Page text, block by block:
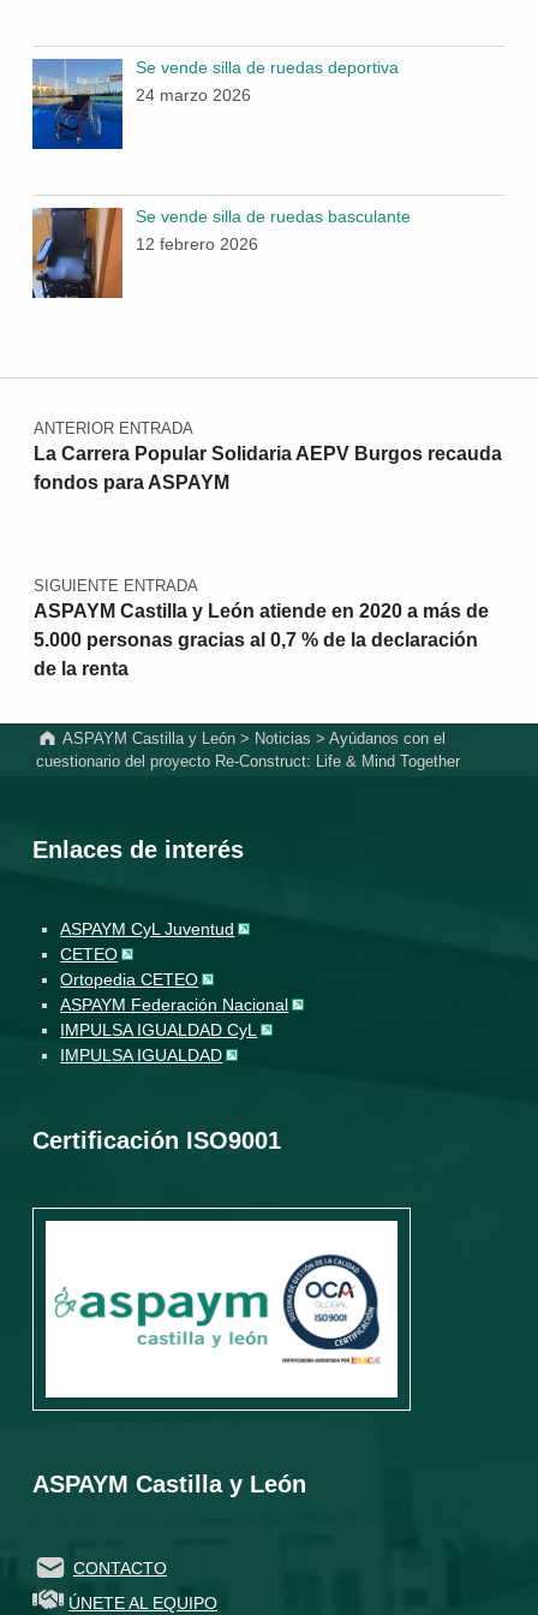
Se vende silla de ruedas deportiva
24 marzo 2026
Se vende silla de ruedas basculante
12 febrero 2026
Navegación de entradas
ANTERIOR ENTRADA
La Carrera Popular Solidaria AEPV Burgos recauda
fondos para ASPAYM
SIGUIENTE ENTRADA
ASPAYM Castilla y León atiende en 2020 a más de
5.000 personas gracias al 0,7 % de la declaración
de la renta
ASPAYM Castilla y León > Noticias >Ayúdanos con el
cuestionario del proyecto Re-Construct: Life & Mind Together
Enlaces de interés
ASPAYM CyL Juventud
CETEO
Ortopedia CETEO
ASPAYM Federación Nacional
IMPULSA IGUALDAD CyL
IMPULSA IGUALDAD
Certificación ISO9001
ASPAYM Castilla y León
CONTACTO
ÚNETE AL EQUIPO